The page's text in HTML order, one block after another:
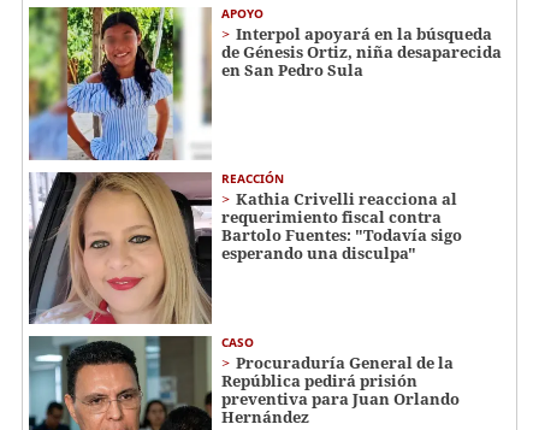
APOYO
Interpol apoyará en la búsqueda
de Génesis Ortiz, niña desaparecida
en San Pedro Sula
REACCIÓN
Kathia Crivelli reacciona al
requerimiento fiscal contra
Bartolo Fuentes: "Todavía sigo
esperando una disculpa"
CASO
Procuraduría General de la
República pedirá prisión
preventiva para Juan Orlando
Hernández